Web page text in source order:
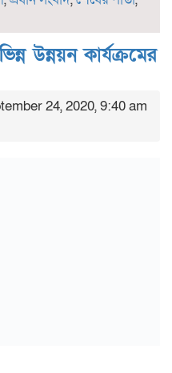
উন্নয়ন কার্যক্রমের
24, 2020, 9:40 am